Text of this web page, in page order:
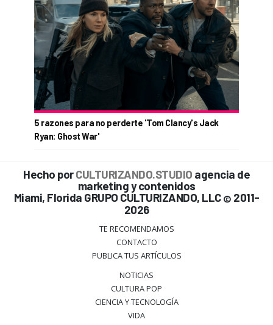
5 razones para no perderte 'Tom Clancy's Jack
Ryan: Ghost War'
Hecho porCULTURIZANDO.STUDIO agencia de
marketing y contenidos
Miami, Florida GRUPO CULTURIZANDO, LLC © 2011-
2026
TE RECOMENDAMOS
CONTACTO
PUBLICA TUS ARTÍCULOS
NOTICIAS
CULTURA POP
CIENCIA Y TECNOLOGÍA
VIDA